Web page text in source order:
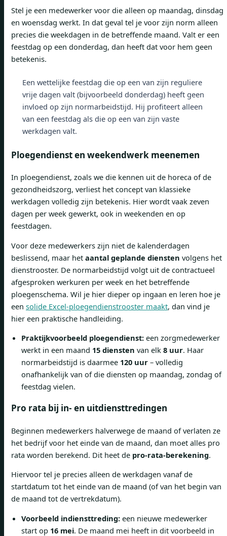
Stel je een medewerker voor die alleen op maandag, dinsdag
en woensdag werkt. In dat geval tel je voor zijn norm alleen
precies die weekdagen in de betreffende maand. Valt er een
feestdag op een donderdag, dan heeft dat voor hem geen
betekenis.
Een wettelijke feestdag die op een van zijn reguliere
vrije dagen valt (bijvoorbeeld donderdag) heeft geen
invloed op zijn normarbeidstijd. Hij profiteert alleen
van een feestdag als die op een van zijn vaste
werkdagen valt.
Ploegendienst en weekendwerk meenemen
In ploegendienst, zoals we die kennen uit de horeca of de
gezondheidszorg, verliest het concept van klassieke
werkdagen volledig zijn betekenis. Hier wordt vaak zeven
dagen per week gewerkt, ook in weekenden en op
feestdagen.
Voor deze medewerkers zijn niet de kalenderdagen
beslissend, maar het aantal geplande diensten volgens het
dienstrooster. De normarbeidstijd volgt uit de contractueel
afgesproken werkuren per week en het betreffende
ploegenschema. Wil je hier dieper op ingaan en leren hoe je
een solide Excel-ploegendienstrooster maakt, dan vind je
hier een praktische handleiding.
Praktijkvoorbeeld ploegendienst: een zorgmedewerker
werkt in een maand 15 diensten van elk 8 uur. Haar
normarbeidstijd is daarmee 120 uur – volledig
onafhankelijk van of die diensten op maandag, zondag of
feestdag vielen.
Pro rata bij in- en uitdiensttredingen
Beginnen medewerkers halverwege de maand of verlaten ze
het bedrijf voor het einde van de maand, dan moet alles pro
rata worden berekend. Dit heet de pro-rata-berekening.
Hiervoor tel je precies alleen de werkdagen vanaf de
startdatum tot het einde van de maand (of van het begin van
de maand tot de vertrekdatum).
Voorbeeld indiensttreding: een nieuwe medewerker
start op 16 mei. De maand mei heeft in dit voorbeeld in